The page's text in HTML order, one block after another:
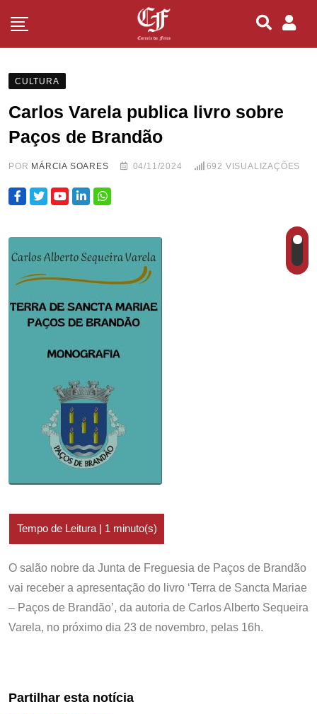
CULTURA
Carlos Varela publica livro sobre
Paços de Brandão
POR MÁRCIA SOARES 04/11/2024 692 VISUALIZAÇÕES
O salão nobre da Junta de Freguesia de Paços de Brandão
vai receber a apresentação do livro ‘Terra de Sancta Mariae
– Paços de Brandão’, da autoria de Carlos Alberto Sequeira
Varela, no próximo dia 23 de novembro, pelas 16h.
Partilhar esta notícia